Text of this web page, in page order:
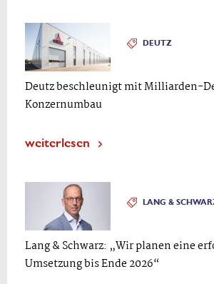
DEUTZ
Deutz beschleunigt mit Milliarden-
Konzernumbau
weiterlesen
LANG &
Lang & Schwarz: „Wir planen eine
Umsetzung bis Ende 2026“